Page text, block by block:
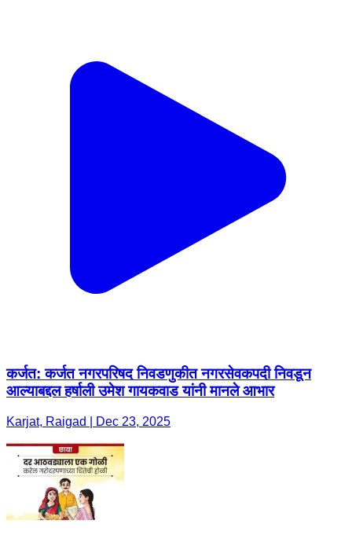
कर्जत: कर्जत नगरपरिषद निवडणुकीत नगरसेवकपदी निवडून
आल्याबद्दल हर्षाली उमेश गायकवाड यांनी मानले आभार
Karjat, Raigad | Dec 23, 2025